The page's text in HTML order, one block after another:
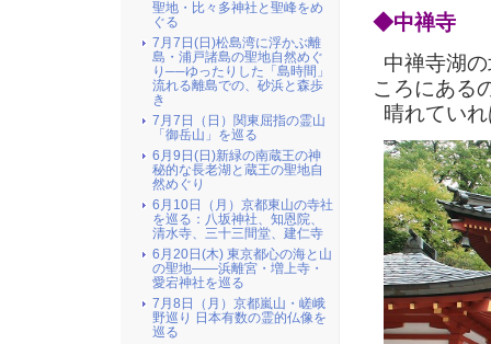
◆中禅寺
中禅寺湖
ころにある
晴れてい
聖地・比々多神社と聖峰をめ
ぐる
7月7日(日)松島湾に浮かぶ離
島・浦戸諸島の聖地自然めぐ
り──ゆったりした「島時間」
流れる離島での、砂浜と森歩
き
7月7日（日）関東屈指の霊山
「御岳山」を巡る
6月9日(日)新緑の南蔵王の神
秘的な長老湖と蔵王の聖地自
然めぐり
6月10日（月）京都東山の寺社
を巡る：八坂神社、知恩院、
清水寺、三十三間堂、建仁寺
6月20日(木) 東京都心の海と山
の聖地――浜離宮・増上寺・
愛宕神社を巡る
7月8日（月）京都嵐山・嵯峨
野巡り 日本有数の霊的仏像を
巡る